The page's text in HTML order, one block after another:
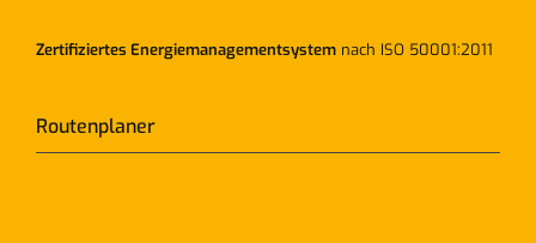
Zertifiziertes Energiemanagementsystemnach ISO 50001:2011
Routenplaner